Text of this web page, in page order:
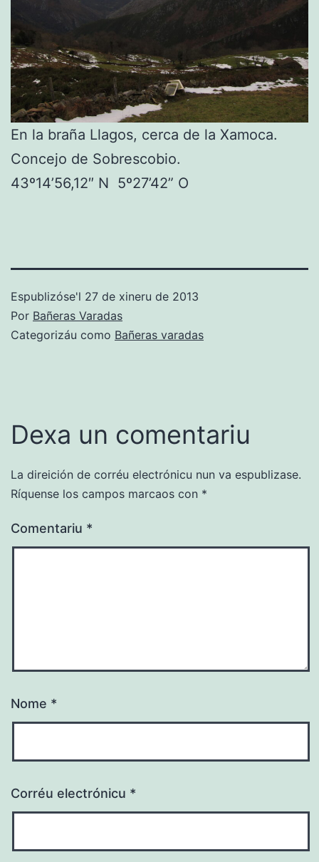
En la braña Llagos, cerca de la Xamoca.
Concejo de Sobrescobio.
43º14’56,12″ N 5º27’42” O
Espublizóse'l 27 de xineru de 2013
Por Bañeras Varadas
Categorizáu como Bañeras varadas
Dexa un comentariu
La direición de corréu electrónicu nun va espublizase.
Ríquense los campos marcaos con *
Comentariu *
Nome *
Corréu electrónicu *